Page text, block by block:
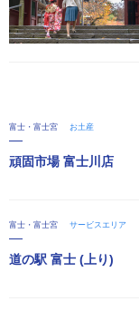
富士・富士宮 お土産
頑固市場 富士川店
富士・富士宮 サービスエリア
道の駅 富士 (上り)